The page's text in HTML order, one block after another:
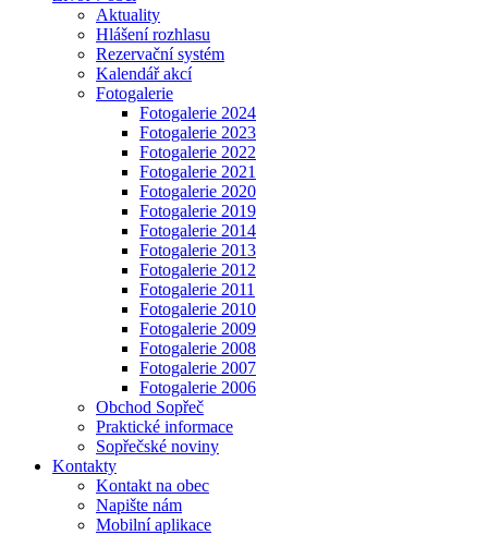
Aktuality
Hlášení rozhlasu
Rezervační systém
Kalendář akcí
Fotogalerie
Fotogalerie 2024
Fotogalerie 2023
Fotogalerie 2022
Fotogalerie 2021
Fotogalerie 2020
Fotogalerie 2019
Fotogalerie 2014
Fotogalerie 2013
Fotogalerie 2012
Fotogalerie 2011
Fotogalerie 2010
Fotogalerie 2009
Fotogalerie 2008
Fotogalerie 2007
Fotogalerie 2006
Obchod Sopřeč
Praktické informace
Sopřečské noviny
Kontakty
Kontakt na obec
Napište nám
Mobilní aplikace